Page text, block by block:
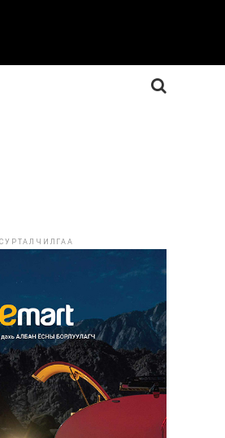
СУРТАЛЧИЛГАА